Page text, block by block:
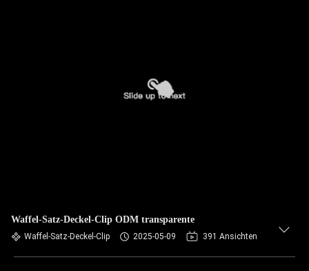
Waffel-Satz-Deckel-Clip ODM transparente
Waffel-Satz-Deckel-Clip 2025-05-09 391 Ansichten